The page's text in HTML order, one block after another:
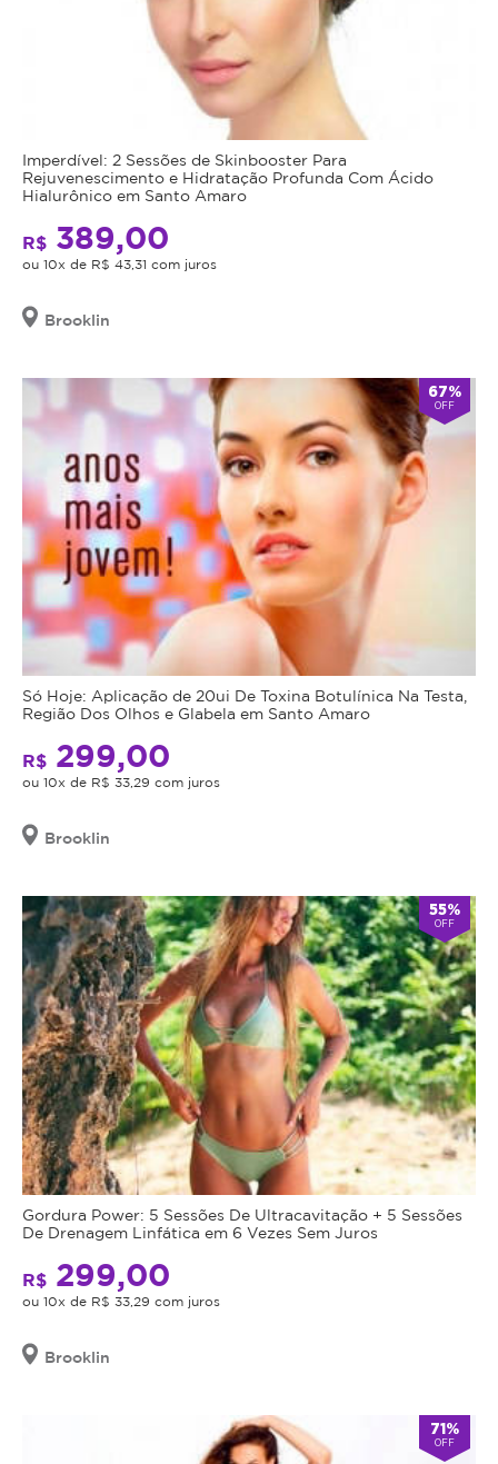
Imperdível: 2 Sessões de Skinbooster Para
Rejuvenescimento e Hidratação Profunda Com Ácido
Hialurônico em Santo Amaro
R$ 389,00
ou 10x de R$ 43,31 com juros
Brooklin
67%
OFF
Só Hoje: Aplicação de 20ui De Toxina Botulínica Na Testa,
Região Dos Olhos e Glabela em Santo Amaro
R$ 299,00
ou 10x de R$ 33,29 com juros
Brooklin
55%
OFF
Gordura Power: 5 Sessões De Ultracavitação + 5 Sessões
De Drenagem Linfática em 6 Vezes Sem Juros
R$ 299,00
ou 10x de R$ 33,29 com juros
Brooklin
71%
OFF